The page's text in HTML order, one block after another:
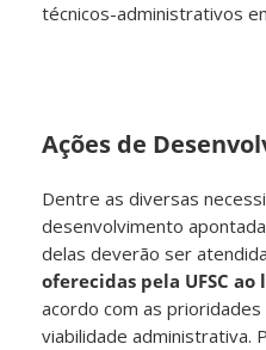
técnicos-administrativos
Ações de
Dentre as diversas
desenvolvimento
delas deverão ser
oferecidas pela UFSC ao
acordo com as prioridades
viabilidade administrativa.